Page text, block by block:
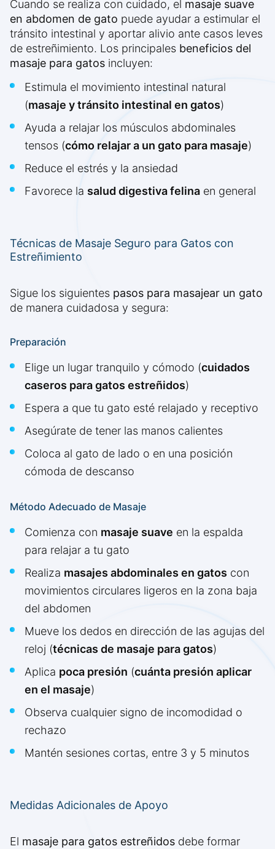
Cuando se realiza con cuidado, el masaje suave
en abdomen de gato puede ayudar a estimular el
tránsito intestinal y aportar alivio ante casos leves
de estreñimiento. Los principales beneficios del
masaje para gatos incluyen:
Estimula el movimiento intestinal natural
(masaje y tránsito intestinal en gatos)
Ayuda a relajar los músculos abdominales
tensos (cómo relajar a un gato para masaje)
Reduce el estrés y la ansiedad
Favorece la salud digestiva felina en general
Técnicas de Masaje Seguro para Gatos con
Estreñimiento
Sigue los siguientes pasos para masajear un gato
de manera cuidadosa y segura:
Preparación
Elige un lugar tranquilo y cómodo (cuidados
caseros para gatos estreñidos)
Espera a que tu gato esté relajado y receptivo
Asegúrate de tener las manos calientes
Coloca al gato de lado o en una posición
cómoda de descanso
Método Adecuado de Masaje
Comienza con masaje suave en la espalda
para relajar a tu gato
Realiza masajes abdominales en gatos con
movimientos circulares ligeros en la zona baja
del abdomen
Mueve los dedos en dirección de las agujas del
reloj (técnicas de masaje para gatos)
Aplica poca presión (cuánta presión aplicar
en el masaje)
Observa cualquier signo de incomodidad o
rechazo
Mantén sesiones cortas, entre 3 y 5 minutos
Medidas Adicionales de Apoyo
El masaje para gatos estreñidos debe formar